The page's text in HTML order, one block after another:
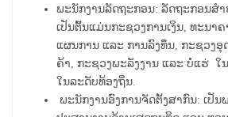
ພະນັກງານລັດຖະກອນ: ລັດຖະກອນສ
ເປັນຕົ້ນແມ່ນກະຊວງການເງິນ, ທະນາ
ແຜນການ ແລະ ການລົງທຶນ, ກະຊວງ
ຄ້າ, ກະຊວງພະລັງງານ ແລະ ບໍ່ແຮ່ ໃ
ໃນລະດັບທ້ອງຖິ່ນ.
ພະນັກງານອົງການຈັດຕັ້ງສາກົນ: ເປັ